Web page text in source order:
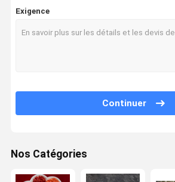
Exigence
Continuer
Nos Catégories